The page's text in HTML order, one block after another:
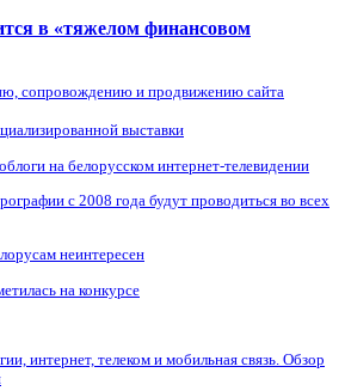
в «тяжелом финансовом
сопровождению и продвижению сайта
выставки
на белорусском интернет-телевидении
с 2008 года будут проводиться во всех
неинтересен
на конкурсе
интернет, телеком и мобильная связь. Обзор